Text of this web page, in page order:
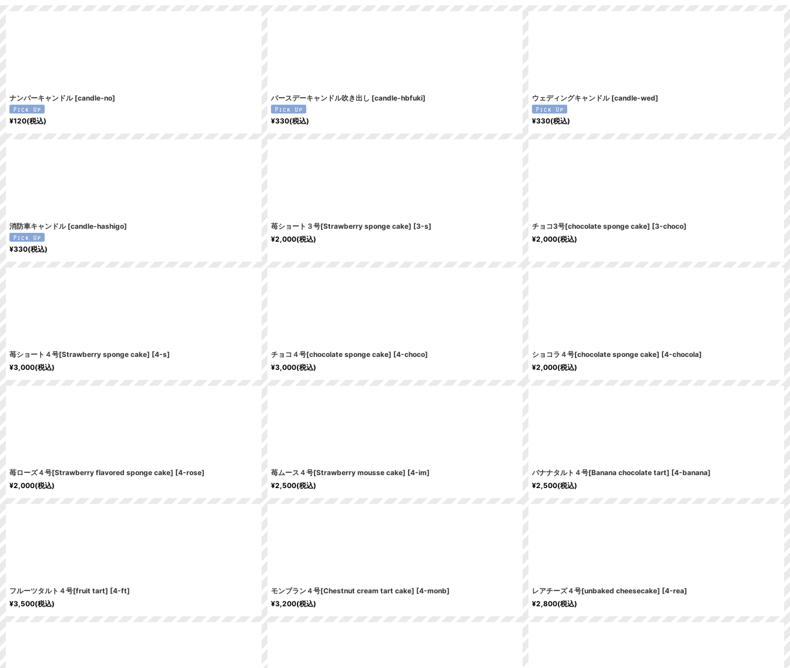
ナンバーキャンドル [candle-no]
¥120(税込)
バースデーキャンドル吹き出し [candle-hbfuki]
¥330(税込)
ウェディングキャンドル [candle-wed]
¥330(税込)
消防車キャンドル [candle-hashigo]
¥330(税込)
苺ショート３号[Strawberry sponge cake] [3-s]
¥2,000(税込)
チョコ3号[chocolate sponge cake] [3-choco]
¥2,000(税込)
苺ショート４号[Strawberry sponge cake] [4-s]
¥3,000(税込)
チョコ４号[chocolate sponge cake] [4-choco]
¥3,000(税込)
ショコラ４号[chocolate sponge cake] [4-chocola]
¥2,000(税込)
苺ローズ４号[Strawberry flavored sponge cake] [4-rose]
¥2,000(税込)
苺ムース４号[Strawberry mousse cake] [4-im]
¥2,500(税込)
バナナタルト４号[Banana chocolate tart] [4-banana]
¥2,500(税込)
フルーツタルト４号[fruit tart] [4-ft]
¥3,500(税込)
モンブラン４号[Chestnut cream tart cake] [4-monb]
¥3,200(税込)
レアチーズ４号[unbaked cheesecake] [4-rea]
¥2,800(税込)